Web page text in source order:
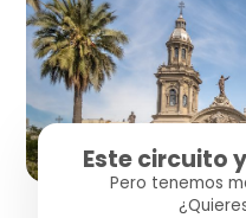
Este circuito
Pero tenemos